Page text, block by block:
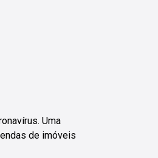
Uma
de imóveis